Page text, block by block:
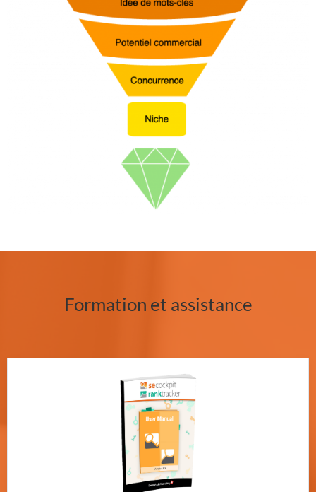
Formation et assistance